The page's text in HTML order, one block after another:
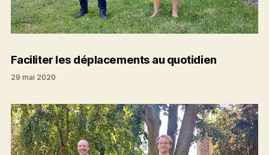
Faciliter les déplacements au quotidien
29 mai 2020